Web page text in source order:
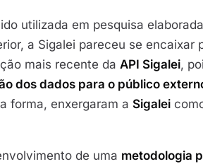
utilizada em pesquisa
a Sigalei pareceu se encaixar
mais recente da API Sigalei,
dos dados para o público
forma, enxergaram a Sigalei
de uma metodologia